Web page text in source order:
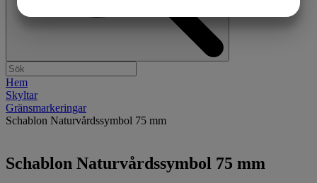
Hem
Skyltar
Gränsmarkeringar
Schablon Naturvårdssymbol 75 mm
Schablon Naturvårdssymbol 75 mm
STATISTIK